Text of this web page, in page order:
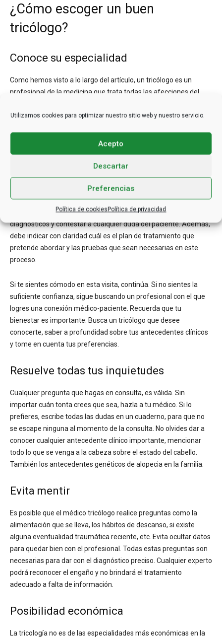
Utilizamos cookies para optimizar nuestro sitio web y nuestro servicio.
Acepto
Descartar
Preferencias
Política de cookiesPolítica de privacidad
¿Cómo escoger un buen
tricólogo?
Conoce su especialidad
Como hemos visto a lo largo del artículo, un tricólogo es un
profesional de la medicina que trata todas las afecciones del
eczema, hasta cada uno de los tipos de alopecia. Brindando
Solo acudiendo a consulta con un tricólogo, podrás darte cuenta
si sientes confianza en su trabajo. Este especialista deberá
tomarse el tiempo de analizar el caso, explicar los posibles
diagnósticos y contestar a cualquier duda del paciente. Además,
debe indicar con claridad cuál es el plan de tratamiento que
pretende abordar y las pruebas que sean necesarias en este
proceso.
Si te sientes cómodo en esta visita, continúa. Si no sientes la
suficiente confianza, sigue buscando un profesional con el que
logres una conexión médico-paciente. Recuerda que tu
bienestar es importante. Busca un tricólogo que desee
conocerte, saber a profundidad sobre tus antecedentes clínicos
y tome en cuenta tus preferencias.
Resuelve todas tus inquietudes
Cualquier pregunta que hagas en consulta, es válida. Sin
importar cuán tonta crees que sea, hazla a tu médico. Si lo
prefieres, escribe todas las dudas en un cuaderno, para que no
se escape ninguna al momento de la consulta. No olvides dar a
conocer cualquier antecedente clínico importante, mencionar
todo lo que se venga a la cabeza sobre el estado del cabello.
También los antecedentes genéticos de alopecia en la familia.
Evita mentir
Es posible que el médico tricólogo realice preguntas como la
alimentación que se lleva, los hábitos de descanso, si existe
alguna eventualidad traumática reciente, etc. Evita ocultar datos
para quedar bien con el profesional. Todas estas preguntas son
necesarias para dar con el diagnóstico preciso. Cualquier experto
podrá reconocer el engaño y no brindará el tratamiento
adecuado a falta de información.
Posibilidad económica
La tricología no es de las especialidades más económicas en la